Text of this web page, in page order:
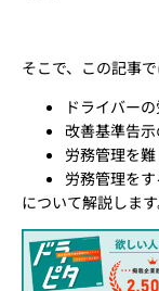
そこで、この記事
ドライバー
改善基準告
労務管理を
労務管理を
について解説します